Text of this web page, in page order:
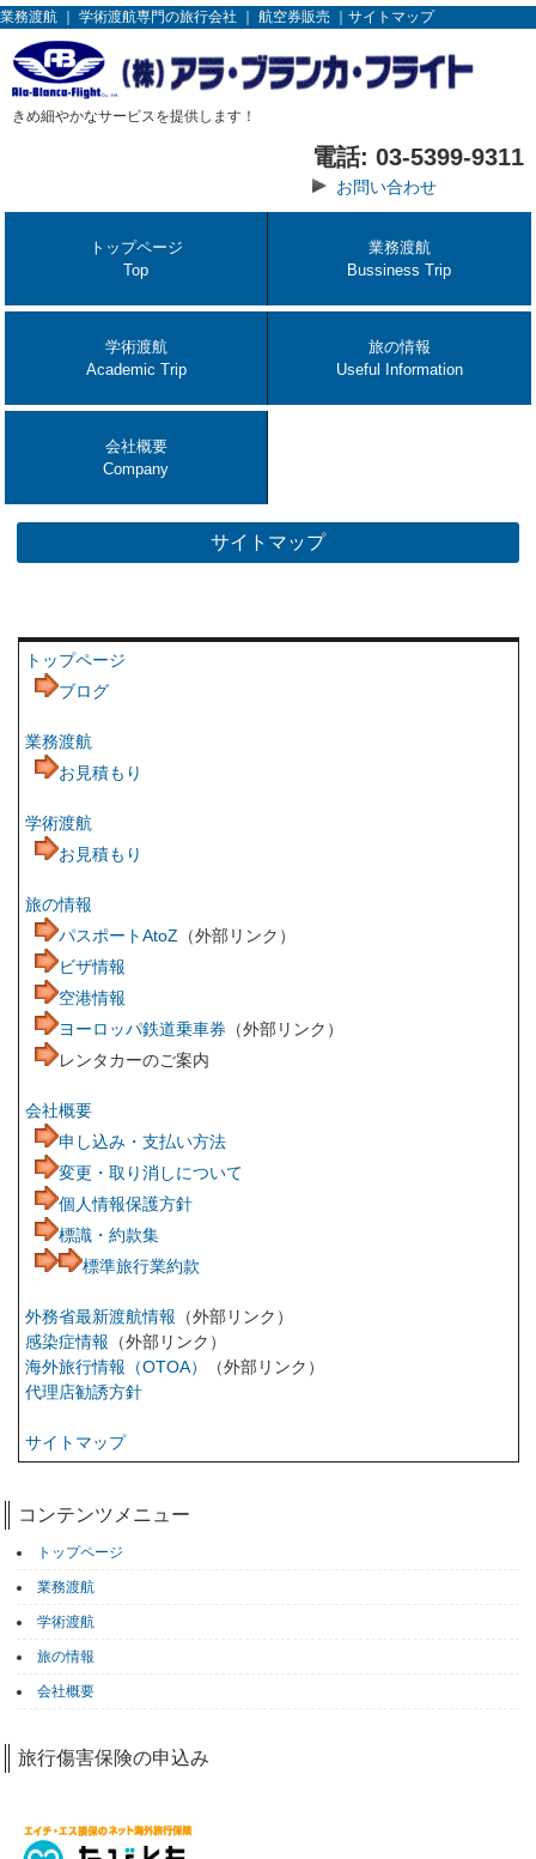
業務渡航 ｜ 学術渡航専門の旅行会社 ｜ 航空券販売 ｜サイトマップ
きめ細やかなサービスを提供します！
電話: 03-5399-9311
お問い合わせ
トップページ
Top
業務渡航
Bussiness Trip
学術渡航
Academic Trip
旅の情報
Useful Information
会社概要
Company
サイトマップ
トップページ
ブログ
業務渡航
お見積もり
学術渡航
お見積もり
旅の情報
パスポートAtoZ （外部リンク）
ビザ情報
空港情報
ヨーロッパ鉄道乗車券 （外部リンク）
レンタカーのご案内
会社概要
申し込み・支払い方法
変更・取り消しについて
個人情報保護方針
標識・約款集
標準旅行業約款
外務省最新渡航情報 （外部リンク）
感染症情報 （外部リンク）
海外旅行情報（OTOA）
（外部リンク）
代理店勧誘方針
サイトマップ
コンテンツメニュー
トップページ
業務渡航
学術渡航
旅の情報
会社概要
旅行傷害保険の申込み